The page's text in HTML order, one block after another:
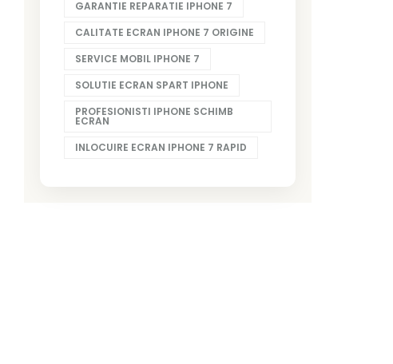
GARANTIE REPARATIE IPHONE 7
CALITATE ECRAN IPHONE 7 ORIGINE
SERVICE MOBIL IPHONE 7
SOLUTIE ECRAN SPART IPHONE
PROFESIONISTI IPHONE SCHIMB
ECRAN
INLOCUIRE ECRAN IPHONE 7 RAPID